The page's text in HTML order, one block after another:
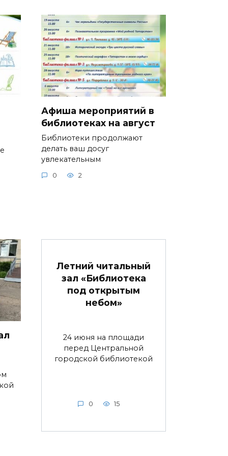
Афиша мероприятий в
библиотеках на август
Библиотеки продолжают
делать ваш досуг
увлекательным
0 2
Летний читальный
зал «Библиотека
под открытым
небом»
24 июня на площади
перед Центральной
городской библиотекой
0 15